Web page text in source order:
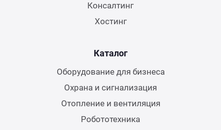
Консалтинг
Хостинг
Каталог
Оборудование для бизнеса
Охрана и сигнализация
Отопление и вентиляция
Робототехника